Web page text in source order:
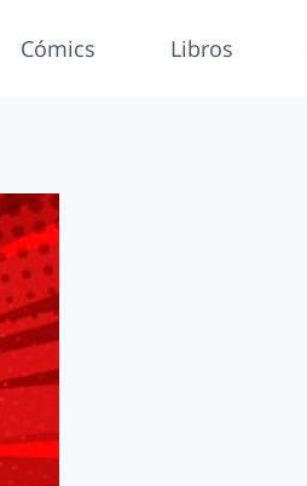
Cómics Libros